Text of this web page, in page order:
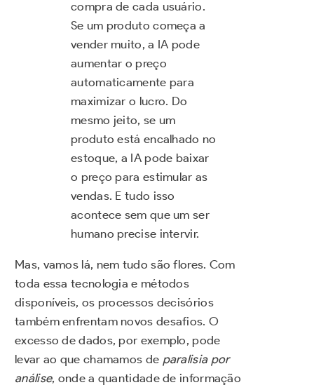
compra de cada usuário.
Se um produto começa a
vender muito, a IA pode
aumentar o preço
automaticamente para
maximizar o lucro. Do
mesmo jeito, se um
produto está encalhado no
estoque, a IA pode baixar
o preço para estimular as
vendas. E tudo isso
acontece sem que um ser
humano precise intervir.
Mas, vamos lá, nem tudo são flores. Com
toda essa tecnologia e métodos
disponíveis, os processos decisórios
também enfrentam novos desafios. O
excesso de dados, por exemplo, pode
levar ao que chamamos de paralisia por
análise, onde a quantidade de informação